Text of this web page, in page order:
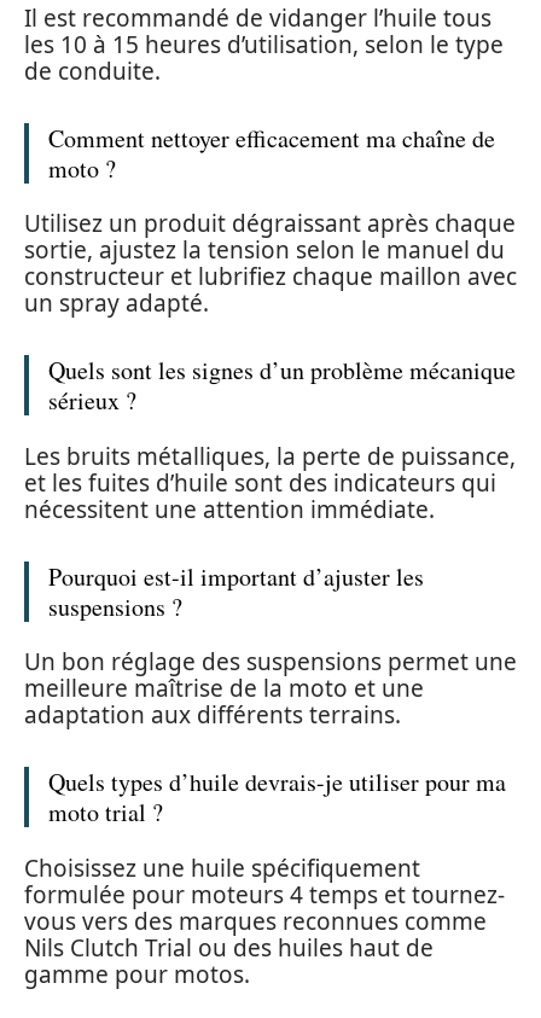
Il est recommandé de vidanger l’huile tous
les 10 à 15 heures d’utilisation, selon le type
de conduite.
Comment nettoyer efficacement ma chaîne de
moto ?
Utilisez un produit dégraissant après chaque
sortie, ajustez la tension selon le manuel du
constructeur et lubrifiez chaque maillon avec
un spray adapté.
Quels sont les signes d’un problème mécanique
sérieux ?
Les bruits métalliques, la perte de puissance,
et les fuites d’huile sont des indicateurs qui
nécessitent une attention immédiate.
Pourquoi est-il important d’ajuster les
suspensions ?
Un bon réglage des suspensions permet une
meilleure maîtrise de la moto et une
adaptation aux différents terrains.
Quels types d’huile devrais-je utiliser pour ma
moto trial ?
Choisissez une huile spécifiquement
formulée pour moteurs 4 temps et tournez-
vous vers des marques reconnues comme
Nils Clutch Trial ou des huiles haut de
gamme pour motos.